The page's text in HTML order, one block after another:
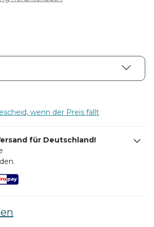
wenn der Preis fällt
für Deutschland!